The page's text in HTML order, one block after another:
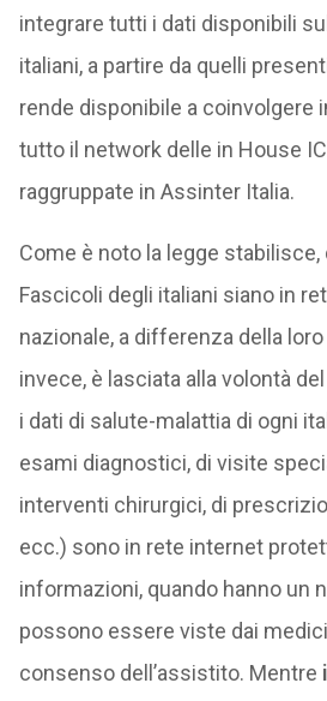
integrare tutti i dati disponibili
italiani, a partire da quelli
rende disponibile a coinvolgere
tutto il network delle in House
raggruppate in Assinter Italia.
Come è noto la legge stabilisce,
Fascicoli degli italiani siano in
nazionale, a differenza della
invece, è lasciata alla volontà
i dati di salute-malattia di ogni
esami diagnostici, di visite
interventi chirurgici, di
ecc.) sono in rete internet
informazioni, quando hanno un
possono essere viste dai
consenso dell’assistito. Mentre